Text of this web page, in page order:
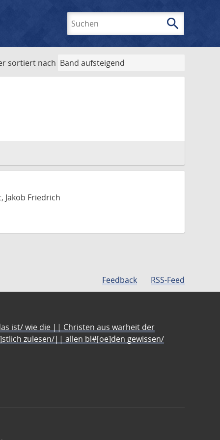
search
sortiert nach
Jakob Friedrich
Feedback RSS-Feed
ist/ wie die || Christen aus warheit der
zulesen/|| allen bl#[oe]den gewissen/